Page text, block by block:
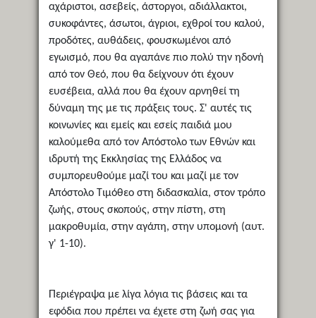
αχάριστοι, ασεβείς, άστοργοι, αδιάλλακτοι,
συκοφάντες, άσωτοι, άγριοι, εχθροί του καλού,
προδότες, αυθάδεις, φουσκωμένοι από
εγωισμό, που θα αγαπάνε πιο πολύ την ηδονή
από τον Θεό, που θα δείχνουν ότι έχουν
ευσέβεια, αλλά που θα έχουν αρνηθεί τη
δύναμη της με τις πράξεις τους. Σ' αυτές τις
κοινωνίες και εμείς και εσείς παιδιά μου
καλούμεθα από τον Απόστολο των Εθνών και
ιδρυτή της Εκκλησίας της Ελλάδος να
συμπορευθούμε μαζί του και μαζί με τον
Απόστολο Τιμόθεο στη διδασκαλία, στον τρόπο
ζωής, στους σκοπούς, στην πίστη, στη
μακροθυμία, στην αγάπη, στην υπομονή (αυτ.
γ' 1-10).
Περιέγραψα με λίγα λόγια τις βάσεις και τα
εφόδια που πρέπει να έχετε στη ζωή σας για